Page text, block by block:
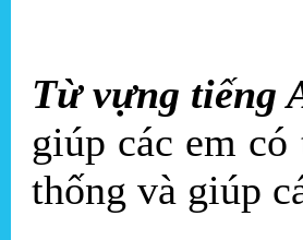
Từ vựng tiếng
giúp các em
thống và giúp